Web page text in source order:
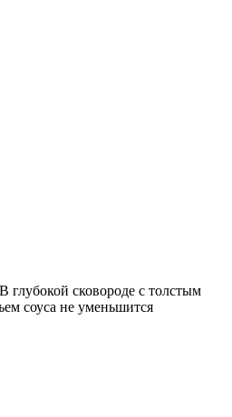
сковороде с толстым
соуса не уменьшится